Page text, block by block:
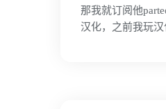
那我就订阅他
汉化，之前我玩